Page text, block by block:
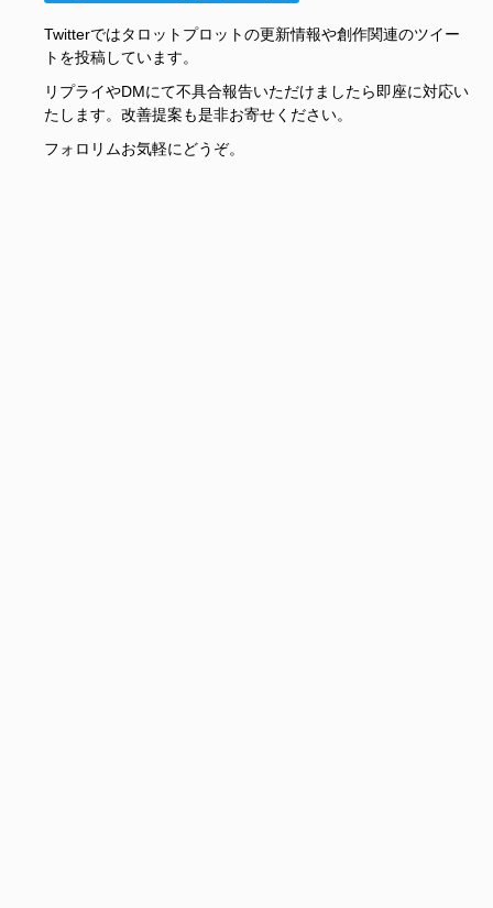
Twitterではタロットプロットの更新情報や創作関連のツイー
トを投稿しています。
リプライやDMにて不具合報告いただけましたら即座に対応い
たします。改善提案も是非お寄せください。
フォロリムお気軽にどうぞ。